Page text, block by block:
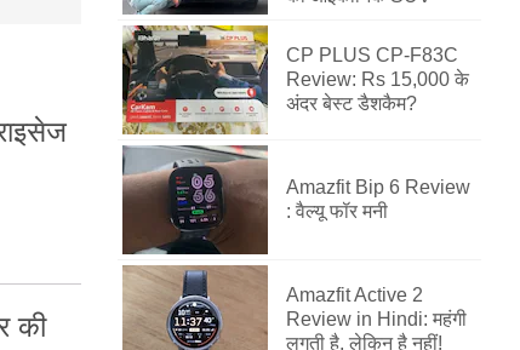
की
CP PLUS CP-F83C
Review: Rs 15,000 के
अंदर बेस्ट डैशकैम?
Amazfit Bip 6 Review
: वैल्यू फॉर मनी
Amazfit Active 2
Review in Hindi: महंगी
लगती है, लेकिन है नहीं!